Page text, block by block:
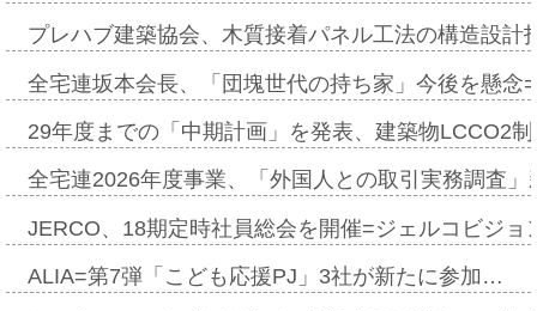
プレハブ建築協会、木質接着パネル工法の構造設
全宅連坂本会長、「団塊世代の持ち家」今後を懸
29年度までの「中期計画」を発表、建築物LCCO2
全宅連2026年度事業、「外国人との取引実務調査
JERCO、18期定時社員総会を開催=ジェルコビジ
ALIA=第7弾「こども応援PJ」3社が新たに参加…